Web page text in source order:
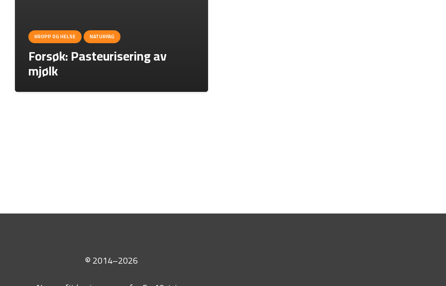
KROPP OG HELSE NATURFAG
Forsøk: Pasteurisering av
mjølk
© 2014–2026